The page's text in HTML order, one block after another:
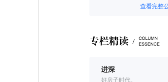
查看完整
进深
好房子时代。